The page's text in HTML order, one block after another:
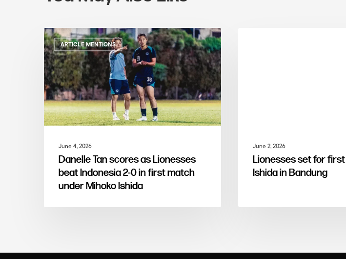
ARTICLE MENTIONS
June 4, 2026
Danelle Tan scores as Lionesses
beat Indonesia 2-0 in first match
under Mihoko Ishida
June 2, 2026
Lionesses set for
Ishida in Bandung